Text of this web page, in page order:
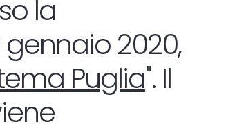
la
2020,
Puglia". Il